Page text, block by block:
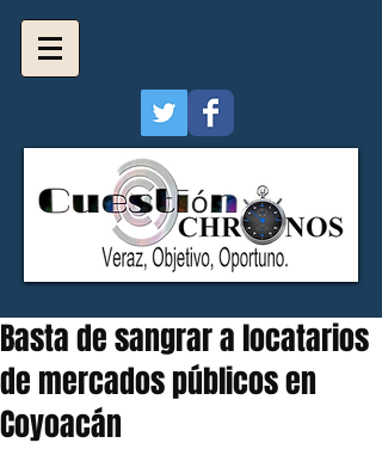
Basta de sangrar a locatarios
de mercados públicos en
Coyoacán